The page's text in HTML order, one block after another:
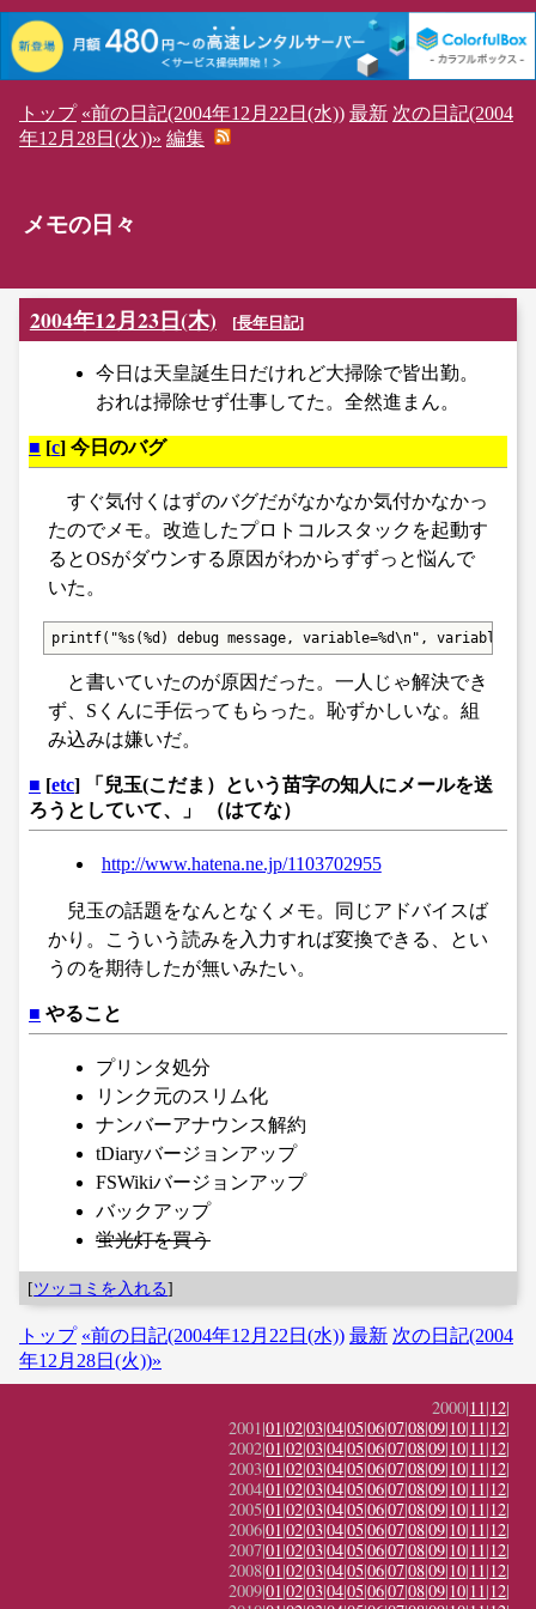
トップ «前の日記(2004年12月22日(水)) 最新 次の日記(2004
年12月28日(火))» 編集
メモの日々
2004年12月23日(木) [長年日記]
今日は天皇誕生日だけれど大掃除で皆出勤。
おれは掃除せず仕事してた。全然進まん。
■ [c] 今日のバグ
すぐ気付くはずのバグだがなかなか気付かなかっ
たのでメモ。改造したプロトコルスタックを起動す
るとOSがダウンする原因がわからずずっと悩んで
いた。
printf("%s(%d) debug message, variable=%d\n", variable,
と書いていたのが原因だった。一人じゃ解決でき
ず、Sくんに手伝ってもらった。恥ずかしいな。組
み込みは嫌いだ。
■ [etc] 「兒玉(こだま）という苗字の知人にメールを送
ろうとしていて、」 （はてな）
http://www.hatena.ne.jp/1103702955
兒玉の話題をなんとなくメモ。同じアドバイスば
かり。こういう読みを入力すれば変換できる、とい
うのを期待したが無いみたい。
■ やること
プリンタ処分
リンク元のスリム化
ナンバーアナウンス解約
tDiaryバージョンアップ
FSWikiバージョンアップ
バックアップ
蛍光灯を買う
[ツッコミを入れる]
トップ «前の日記(2004年12月22日(水)) 最新 次の日記(2004
年12月28日(火))»
2000|11|12|
2001|01|02|03|04|05|06|07|08|09|10|11|12|
2002|01|02|03|04|05|06|07|08|09|10|11|12|
2003|01|02|03|04|05|06|07|08|09|10|11|12|
2004|01|02|03|04|05|06|07|08|09|10|11|12|
2005|01|02|03|04|05|06|07|08|09|10|11|12|
2006|01|02|03|04|05|06|07|08|09|10|11|12|
2007|01|02|03|04|05|06|07|08|09|10|11|12|
2008|01|02|03|04|05|06|07|08|09|10|11|12|
2009|01|02|03|04|05|06|07|08|09|10|11|12|